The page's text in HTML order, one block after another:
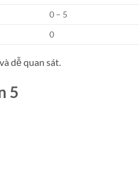
0 – 5
0
dễ quan sát.
5